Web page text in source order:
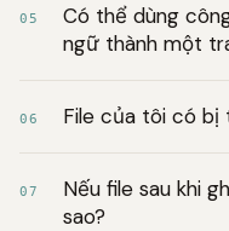
05
Có thể dùng
ngữ thành một
06 File của tôi có bị
07
Nếu file sau khi
sao?